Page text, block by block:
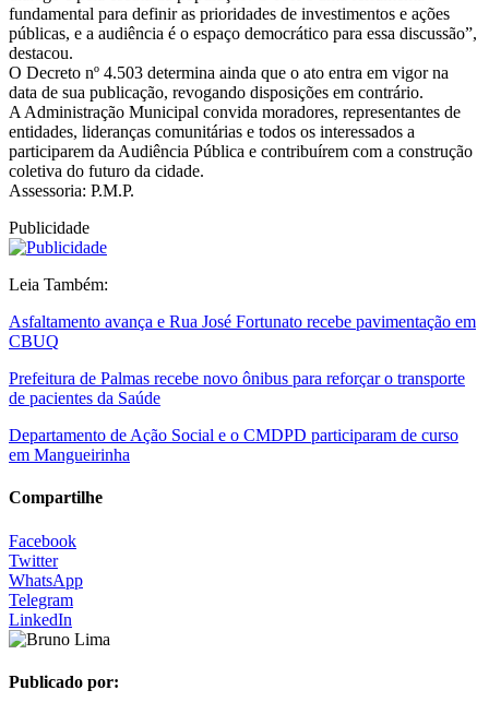
fundamental para definir as prioridades de investimentos e ações
públicas, e a audiência é o espaço democrático para essa discussão”,
destacou.
O Decreto nº 4.503 determina ainda que o ato entra em vigor na
data de sua publicação, revogando disposições em contrário.
A Administração Municipal convida moradores, representantes de
entidades, lideranças comunitárias e todos os interessados a
participarem da Audiência Pública e contribuírem com a construção
coletiva do futuro da cidade.
Assessoria: P.M.P.
Publicidade
Leia Também:
Asfaltamento avança e Rua José Fortunato recebe pavimentação em
CBUQ
Prefeitura de Palmas recebe novo ônibus para reforçar o transporte
de pacientes da Saúde
Departamento de Ação Social e o CMDPD participaram de curso
em Mangueirinha
Compartilhe
Facebook
Twitter
WhatsApp
Telegram
LinkedIn
Publicado por: